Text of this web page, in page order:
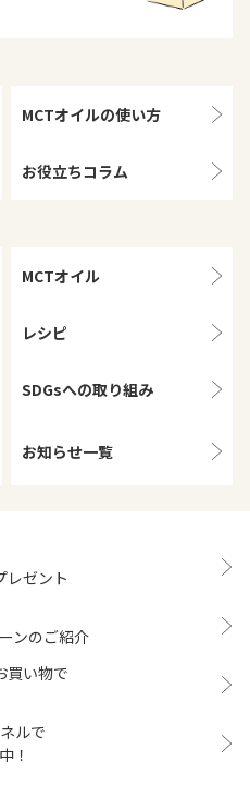
MCTオイルの使い方
お役立ちコラム
MCTオイル
レシピ
SDGsへの取り組み
お知らせ一覧
レゼント
ンのご紹介
買い物で
ルで
！